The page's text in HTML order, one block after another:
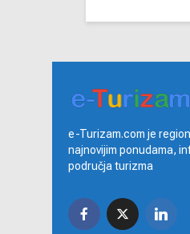
e-Turizam.com je
najnovijim ponudama,
područja turizma